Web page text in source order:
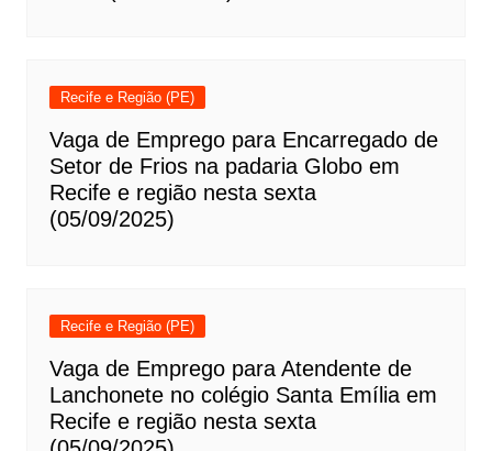
Recife e Região (PE)
Vaga de Emprego para Encarregado de
Setor de Frios na padaria Globo em
Recife e região nesta sexta
(05/09/2025)
Recife e Região (PE)
Vaga de Emprego para Atendente de
Lanchonete no colégio Santa Emília em
Recife e região nesta sexta